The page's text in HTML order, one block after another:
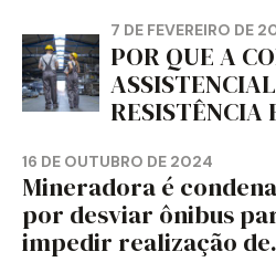
7 DE FEVEREIRO DE
POR QUE A
RESISTÊNCIA
16 DE OUTUBRO DE 2024
Mineradora é
por desviar ônibus
impedir realização de